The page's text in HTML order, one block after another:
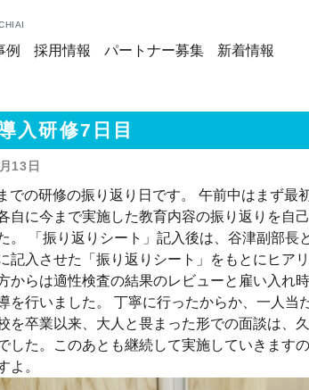
例 採用情報 パートナー募集 新着情報
入研修7日目
13日
での研修の振り返り日です。 午前中はまず最
自に今まで実施した教育内容の振り返りを自
。 「振り返りシート」記入後は、谷津副部長
記入させた「振り返りシート」をもとにヒア
からは適性検査の結果のレビューと雇い入れ
を行いました。 丁寧に行ったからか、一人当
を卒業以来、大人と畏まった形での面談は、
した。このあとも継続して実施していきます
よ。